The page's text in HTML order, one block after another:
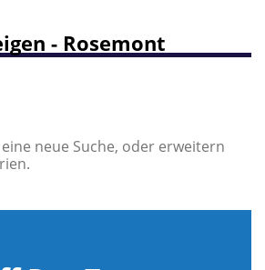
- Rosemont
neue Suche, oder erweitern